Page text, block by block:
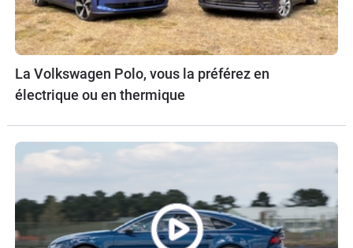
La Volkswagen Polo, vous la préférez en
électrique ou en thermique